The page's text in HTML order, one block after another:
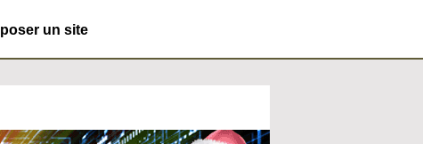
un site